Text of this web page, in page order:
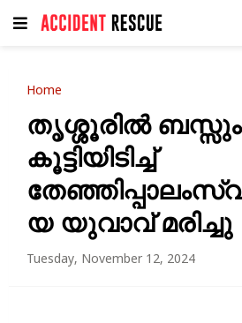
Home
തൃശ്ശൂരിൽ ബസ്സും
കൂട്ടിയിടിച്ച്
യ യുവാവ് മരിച്ചു
Tuesday, November 12, 2024